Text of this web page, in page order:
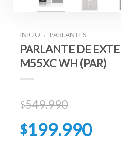
INICIO / PARLANTES
PARLANTE DE
M55XC WH (PAR)
$549.990
El
precio
$199.990